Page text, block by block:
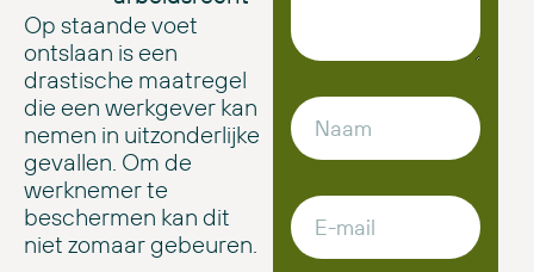
Op staande voet
ontslaan is een
drastische maatregel
die een werkgever kan
nemen in uitzonderlijke
gevallen. Om de
werknemer te
beschermen kan dit
niet zomaar gebeuren.